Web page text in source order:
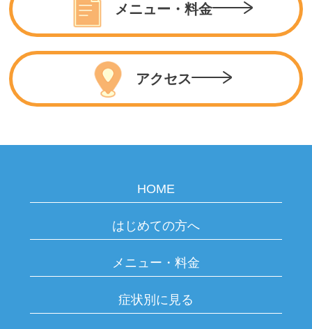
メニュー・料金
アクセス
HOME
はじめての方へ
メニュー・料金
症状別に見る